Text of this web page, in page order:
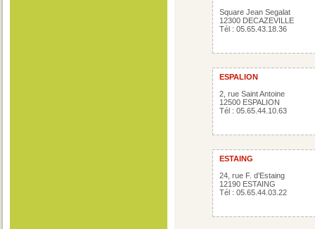
Square Jean Segalat
12300 DECAZEVILLE
Tél : 05.65.43.18.36
ESPALION
2, rue Saint Antoine
12500 ESPALION
Tél : 05.65.44.10.63
ESTAING
24, rue F. d’Estaing
12190 ESTAING
Tél : 05.65.44.03.22